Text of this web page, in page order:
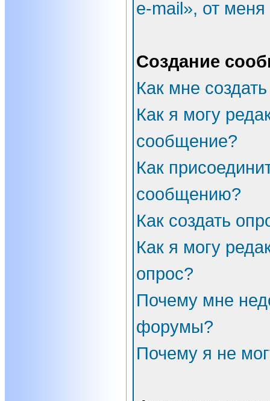
e-mail», от
Создание
Как мне
Как я могу
сообщение?
Как
сообщению?
Как создать
Как я могу
опрос?
Почему мне
форумы?
Почему я не